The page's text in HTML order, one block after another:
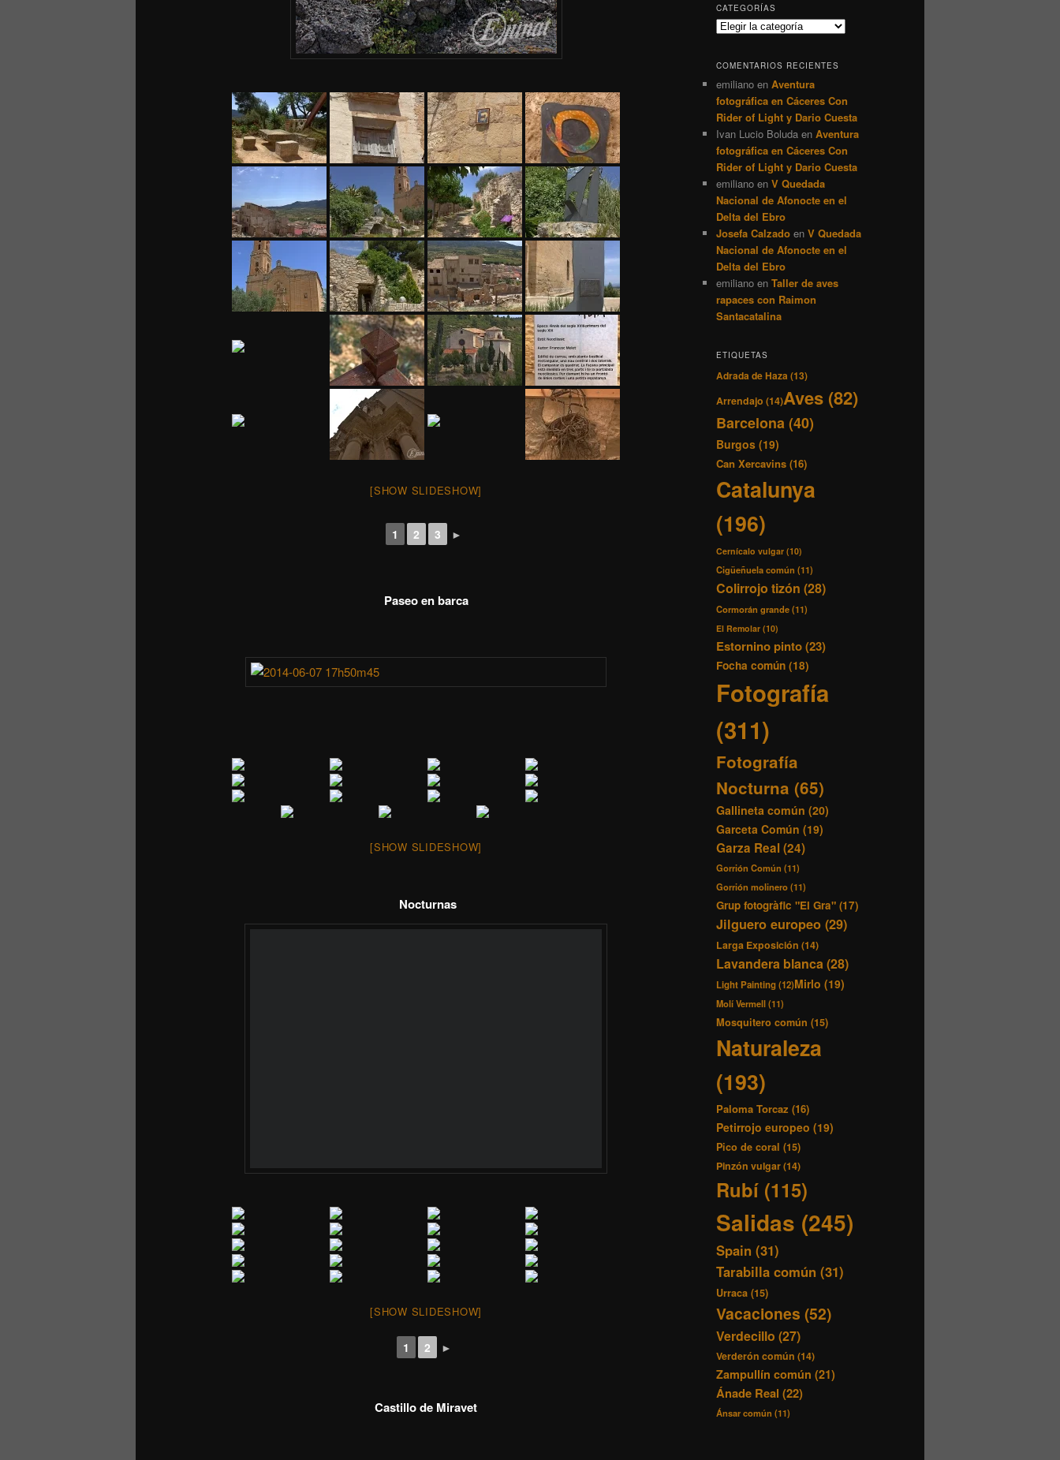
[SHOW SLIDESHOW]
1 2 3 ►
Paseo en barca
[SHOW SLIDESHOW]
Nocturnas
[SHOW SLIDESHOW]
1 2 ►
Castillo de Miravet
CATEGORÍAS
Categorías
COMENTARIOS RECIENTES
emiliano en Aventura
fotográfica en Cáceres Con
Rider of Light y Dario Cuesta
Ivan Lucio Boluda en Aventura
fotográfica en Cáceres Con
Rider of Light y Dario Cuesta
emiliano en V Quedada
Nacional de Afonocte en el
Delta del Ebro
Josefa Calzado en V Quedada
Nacional de Afonocte en el
Delta del Ebro
emiliano en Taller de aves
rapaces con Raimon
Santacatalina
ETIQUETAS
Adrada de Haza (13)
Arrendajo (14)Aves (82)
Barcelona(40)
Burgos (19)
Can Xercavins (16)
Catalunya
(196)
Cernícalo vulgar (10)
Cigüeñuela común (11)
Colirrojo tizón (28)
Cormorán grande(11)
El Remolar (10)
Estornino pinto(23)
Focha común (18)
Fotografía
(311)
Fotografía
Nocturna (65)
Gallineta común (20)
Garceta Común (19)
Garza Real(24)
Gorrión Común (11)
Gorrión molinero(11)
Grup fotogràfic "El Gra" (17)
Jilguero europeo (29)
Larga Exposición (14)
Lavandera blanca(28)
Light Painting(12)Mirlo (19)
Molí Vermell(11)
Mosquitero común (15)
Naturaleza
(193)
Paloma Torcaz (16)
Petirrojo europeo (19)
Pico de coral (15)
Pinzón vulgar(14)
Rubí (115)
Salidas (245)
Spain (31)
Tarabilla común (31)
Urraca (15)
Vacaciones (52)
Verdecillo (27)
Verderón común (14)
Zampullín común (21)
Ánade Real (22)
Ánsar común (11)